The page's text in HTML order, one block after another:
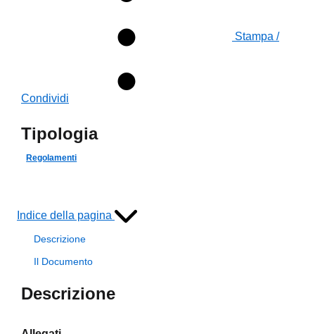
Stampa /
Condividi
Tipologia
Regolamenti
Indice della pagina
Descrizione
Il Documento
Descrizione